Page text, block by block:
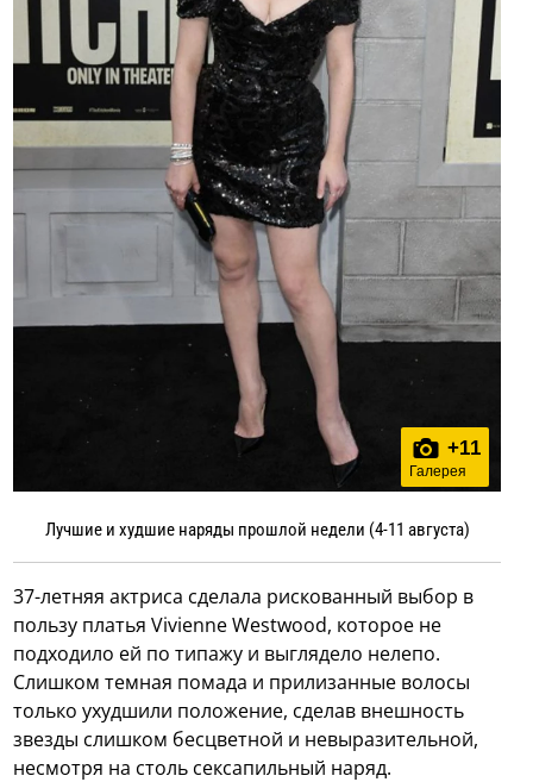
+11
Галерея
Лучшие и худшие наряды прошлой недели (4-11 августа)
37-летняя актриса сделала рискованный выбор в
пользу платья Vivienne Westwood, которое не
подходило ей по типажу и выглядело нелепо.
Слишком темная помада и прилизанные волосы
только ухудшили положение, сделав внешность
звезды слишком бесцветной и невыразительной,
несмотря на столь сексапильный наряд.